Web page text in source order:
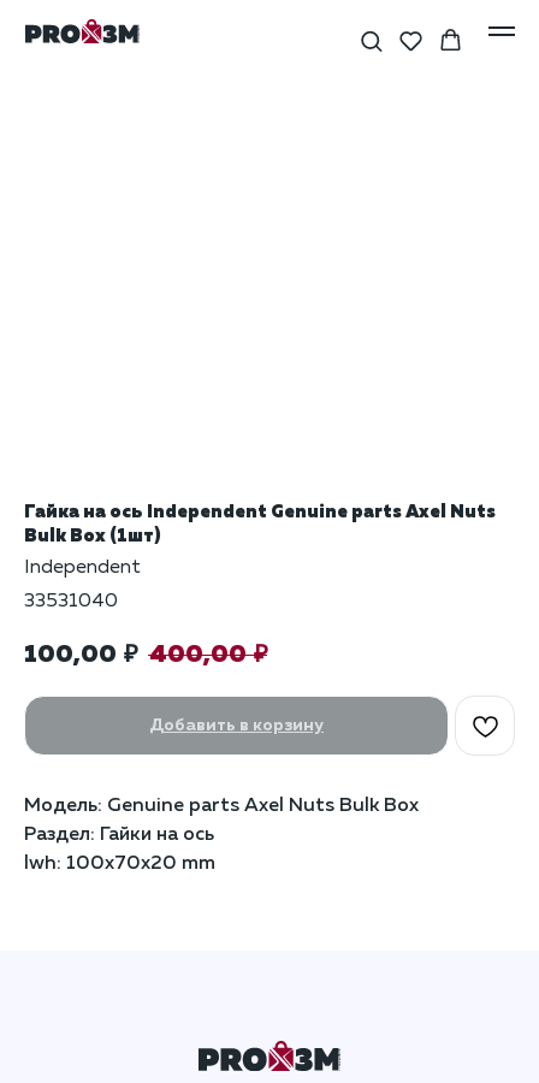
Гайка на ось Independent Genuine parts Axel Nuts
Bulk Box (1шт)
Independent
33531040
100,00 ₽ 400,00 ₽
Добавить в корзину
Модель: Genuine parts Axel Nuts Bulk Box
Раздел: Гайки на ось
lwh: 100x70x20 mm